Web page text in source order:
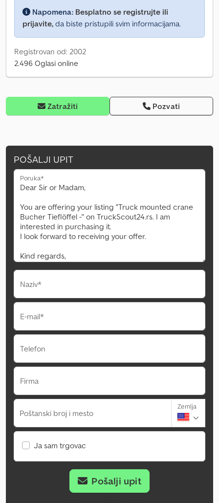
Napomena: Besplatno se registrujte ili
prijavite, da biste pristupili svim informacijama.
Registrovan od: 2002
2.496 Oglasi online
Zatražiti Pozvati
POŠALJI UPIT
Poruka*
Naziv*
E-mail*
Telefon
Firma
Poštanski broj i mesto
Zemlja
Ja sam trgovac
Pošalji upit